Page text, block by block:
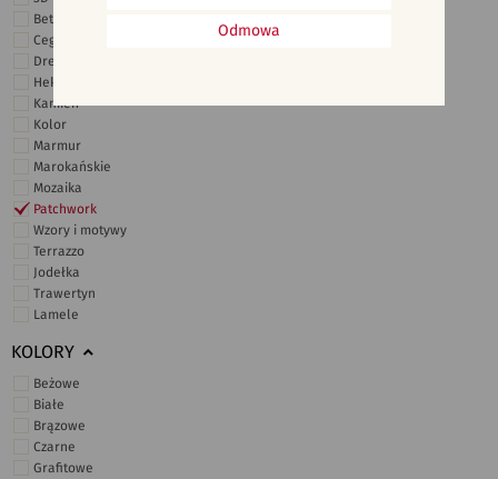
Beton
Cegiełki
Drewno
Heksagonalne
Kamień
Kolor
Marmur
Marokańskie
Mozaika
Patchwork
Wzory i motywy
Terrazzo
Jodełka
Trawertyn
Lamele
KOLORY
Beżowe
Białe
Brązowe
Czarne
Grafitowe
Odmowa